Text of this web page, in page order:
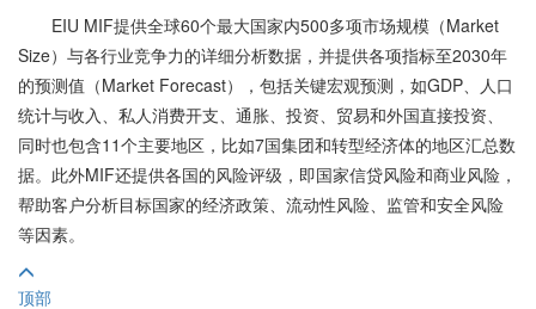
EIU MIF提供全球60个最大国家内500多项市场规模（Market
Size）与各行业竞争力的详细分析数据，并提供各项指标至2030年
的预测值（Market Forecast），包括关键宏观预测，如GDP、人口
统计与收入、私人消费开支、通胀、投资、贸易和外国直接投资、
同时也包含11个主要地区，比如7国集团和转型经济体的地区汇总数
据。此外MIF还提供各国的风险评级，即国家信贷风险和商业风险，
帮助客户分析目标国家的经济政策、流动性风险、监管和安全风险
等因素。
顶部